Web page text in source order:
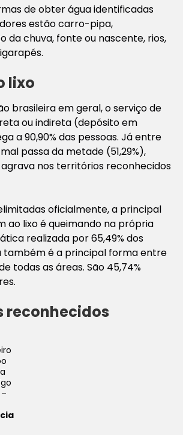
de obter água identificadas
estão carro-pipa,
da chuva, fonte ou nascente, rios,
lixo
brasileira em geral, o serviço de
ou indireta (depósito em
a 90,90% das pessoas. Já entre
passa da metade (51,29%),
nos territórios reconhecidos
oficialmente, a principal
ao lixo é queimando na própria
realizada por 65,49% dos
também é a principal forma entre
todas as áreas. São 45,74%
reconhecidos